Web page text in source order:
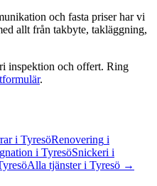
och fasta priser har vi
allt från takbyte, takläggning,
inspektion och offert. Ring
.
i TyresöRenovering i
i TyresöSnickeri i
Alla tjänsteri Tyresö →